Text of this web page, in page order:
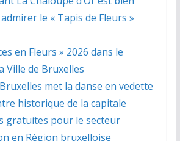
le « Tapis de Fleurs »
en Fleurs » 2026 dans le
Ville de Bruxelles
met la danse en vedette
historique de la capitale
gratuites pour le secteur
en Région bruxelloise